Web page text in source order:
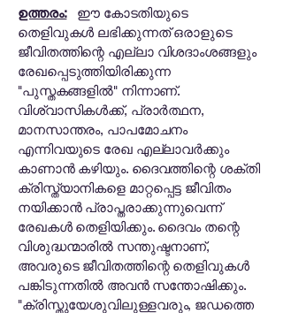
ഉത്തരം:ഈ കോടതിയുടെ
തെളിവുകൾ ലഭിക്കുന്നത് ഒരാളുടെ
ജീവിതത്തിന്റെ എല്ലാ വിശദാംശങ്ങളും
രേഖപ്പെടുത്തിയിരിക്കുന്ന
"പുസ്തകങ്ങളിൽ" നിന്നാണ്.
വിശ്വാസികൾക്ക്, പ്രാർത്ഥന,
മാനസാന്തരം, പാപമോചനം
എന്നിവയുടെ രേഖ എല്ലാവർക്കും
കാണാൻ കഴിയും. ദൈവത്തിന്റെ ശക്തി
ക്രിസ്ത്യാനികളെ മാറ്റപ്പെട്ട ജീവിതം
നയിക്കാൻ പ്രാപ്തരാക്കുന്നുവെന്ന്
രേഖകൾ തെളിയിക്കും. ദൈവം തന്റെ
വിശുദ്ധന്മാരിൽ സന്തുഷ്ടനാണ്,
അവരുടെ ജീവിതത്തിന്റെ തെളിവുകൾ
പങ്കിടുന്നതിൽ അവൻ സന്തോഷിക്കും.
"ക്രിസ്തുയേശുവിലുള്ളവരും, ജഡത്തെ